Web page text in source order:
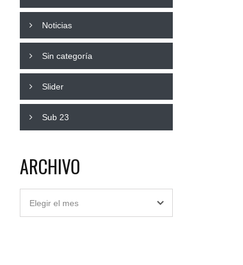
Noticias
Sin categoría
Slider
Sub 23
ARCHIVO
Elegir el mes